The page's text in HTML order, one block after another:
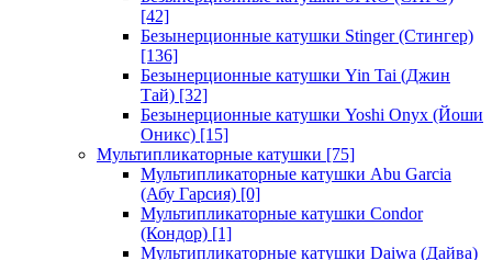
[42]
Безынерционные катушки Stinger (Стингер)
[136]
Безынерционные катушки Yin Tai (Джин
Тай) [32]
Безынерционные катушки Yoshi Onyx (Йоши
Оникс) [15]
Мультипликаторные катушки [75]
Мультипликаторные катушки Abu Garcia
(Абу Гарсия) [0]
Мультипликаторные катушки Condor
(Кондор) [1]
Мультипликаторные катушки Daiwa (Дайва)